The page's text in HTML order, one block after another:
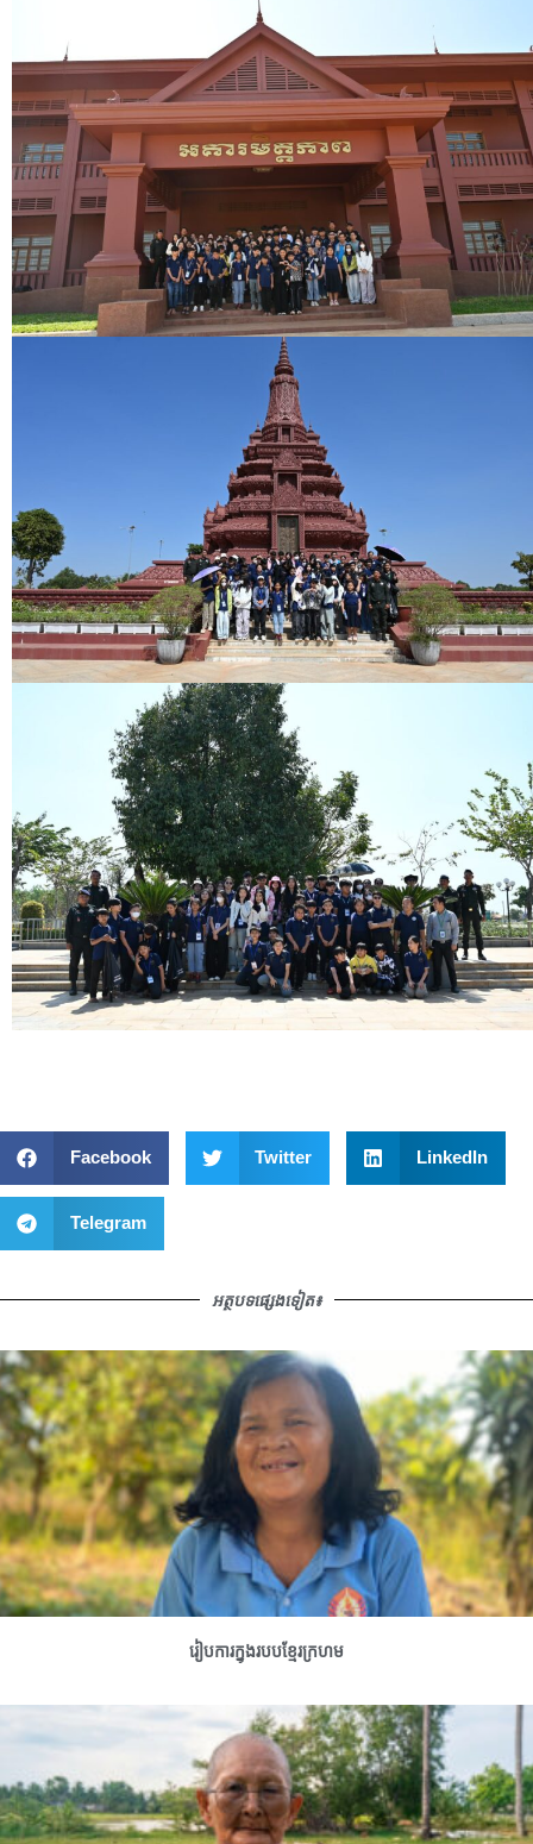
Facebook Twitter LinkedIn
Telegram
អត្ថបទផ្សេងទៀត៖
រៀបការក្នុងរបបខ្មែរក្រហម